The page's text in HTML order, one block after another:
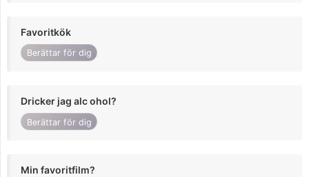
Favoritkök
Berättar för dig
Dricker jag alc ohol?
Berättar för dig
Min favoritfilm?